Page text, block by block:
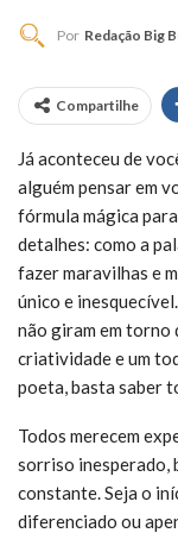
Por Redação Big
Compartilhe
Já aconteceu de
alguém pensar em
fórmula mágica
detalhes: como a
fazer maravilhas e
único e
não giram em torno
criatividade e um
poeta, basta saber
Todos merecem
sorriso inesperado,
constante. Seja o
diferenciado ou